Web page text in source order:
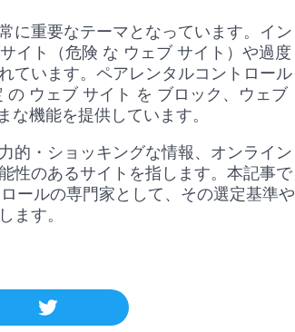
に重要なテーマとなっています。イン
イト（危険 な ウェブ サイト）や過度
ています。ペアレンタルコントロール
ウェブ サイト を ブロック、ウェブ
な機能を提供しています。
的・ショッキングな情報、オンライン
性のあるサイトを指します。本記事で
ールの専門家として、その選定基準や
ます。